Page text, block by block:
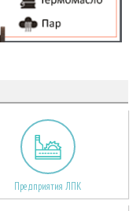
Предприятия ЛПК